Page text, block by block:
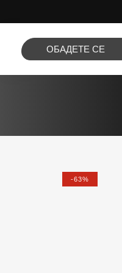
ОБАДЕТЕ СЕ
-63%